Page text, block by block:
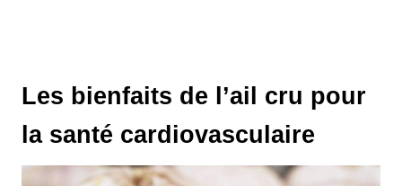
Les bienfaits de l’ail cru pour
la santé cardiovasculaire